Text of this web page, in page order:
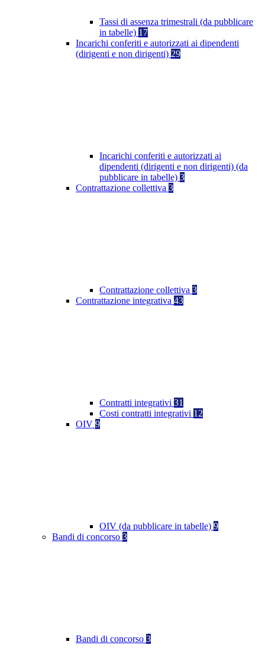
Tassi di assenza trimestrali (da pubblicare
in tabelle) 17
Incarichi conferiti e autorizzati ai dipendenti
(dirigenti e non dirigenti) 29
Incarichi conferiti e autorizzati ai
dipendenti (dirigenti e non dirigenti) (da
pubblicare in tabelle) 3
Contrattazione collettiva 3
Contrattazione collettiva 3
Contrattazione integrativa 43
Contratti integrativi 31
Costi contratti integrativi 12
OIV 9
OIV (da pubblicare in tabelle) 9
Bandi di concorso 3
Bandi di concorso 3